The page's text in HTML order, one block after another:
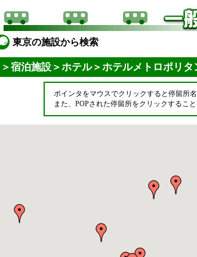
東京の施設から検索
宿泊施設＞ホテル＞ホテルメトロポリタ
ポインタをマウスでクリックすると停留所名
また、POPされた停留所をクリックするこ